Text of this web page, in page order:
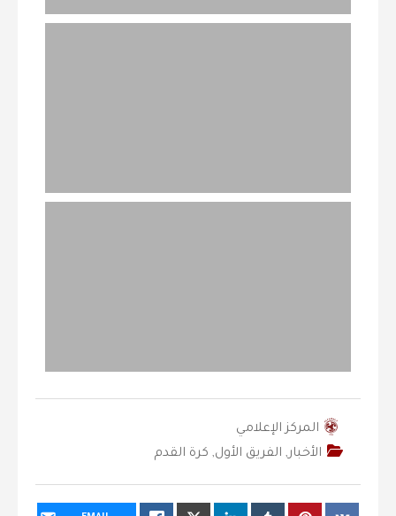
المركز الإعلامي
الأخبار, الفريق الأول, كرة القدم